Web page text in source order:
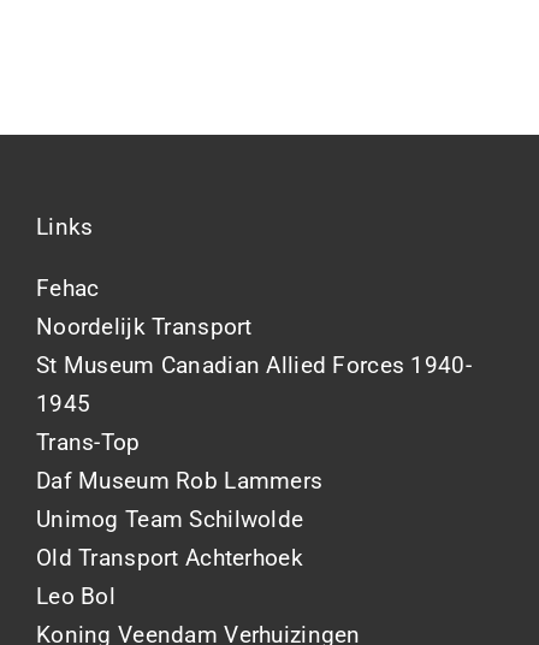
Links
Fehac
Noordelijk Transport
St Museum Canadian Allied Forces 1940-
1945
Trans-Top
Daf Museum Rob Lammers
Unimog Team Schilwolde
Old Transport Achterhoek
Leo Bol
Koning Veendam Verhuizingen